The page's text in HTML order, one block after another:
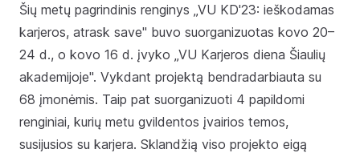
Šių metų pagrindinis renginys „VU KD'23: ieškodamas
karjeros, atrask save" buvo suorganizuotas kovo 20–
24 d., o kovo 16 d. įvyko „VU Karjeros diena Šiaulių
akademijoje". Vykdant projektą bendradarbiauta su
68 įmonėmis. Taip pat suorganizuoti 4 papildomi
renginiai, kurių metu gvildentos įvairios temos,
susijusios su karjera. Sklandžią viso projekto eigą